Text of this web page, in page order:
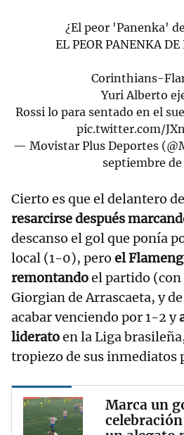
¿El peor 'Panenka'
EL PEOR PANENKA
Corinthians-
Yuri Alberto
Rossi lo para sentado en el
pic.twitter.com/
— Movistar Plus Deportes
septiembre de
Cierto es que el delantero
resarcirse después
descanso el gol que ponía
local (1-0), pero el
remontandoel partido (con
Giorgian de Arrascaeta, y
acabar venciendo por 1-2 y
lideratoen la Liga
tropiezo de sus inmediatos
Marca un